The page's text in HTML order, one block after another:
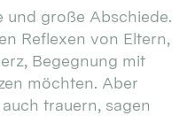
und große Abschiede.
Reflexen von Eltern,
Begegnung mit
möchten. Aber
trauern, sagen